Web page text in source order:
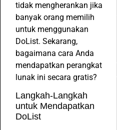
tidak mengherankan jika
banyak orang memilih
untuk menggunakan
DoList. Sekarang,
bagaimana cara Anda
mendapatkan perangkat
lunak ini secara gratis?
Langkah-Langkah
untuk Mendapatkan
DoList